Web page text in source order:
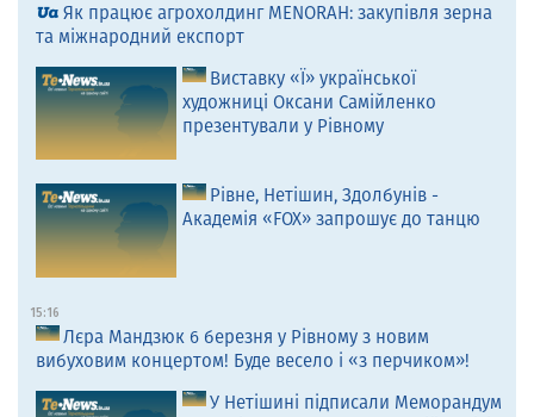
Як працює агрохолдинг MENORAH: закупівля зерна
та міжнародний експорт
Виставку «Ї» української
художниці Оксани Самійленко
презентували у Рівному
Рівне, Нетішин, Здолбунів -
Академія «FOX» запрошує до танцю
15:16
Лєра Мандзюк 6 березня у Рівному з новим
вибуховим концертом! Буде весело і «з перчиком»!
У Нетішині підписали Меморандум